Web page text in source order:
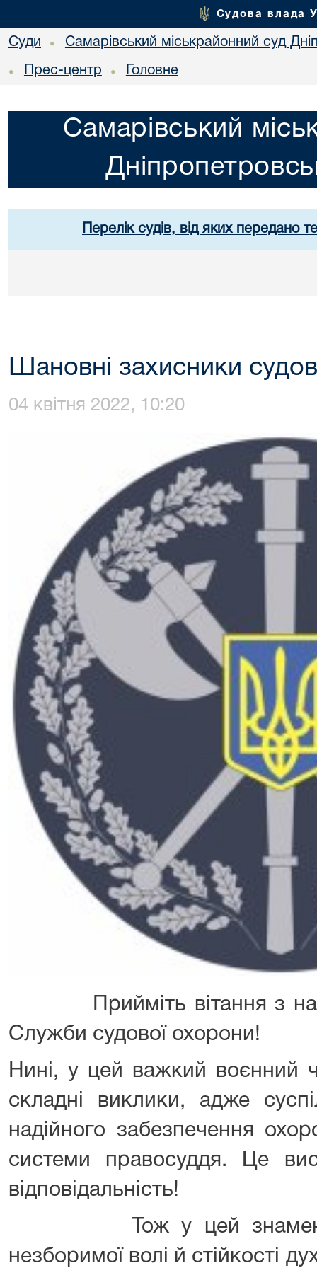
Судова влада
Суди • Самарівський міськрайонний суд
• Прес-центр • Головне
Самарівський
Перелік судів, від яких передано
Шановні захисники
04 квітня 2022, 10:20
Прийміть вітання з
Служби судової охорони!
Нині, у цей важкий воєнний
складні виклики, адже
надійного забезпечення
системи правосуддя. Це
відповідальність!
Тож у цей
незборимої волі й стійкості